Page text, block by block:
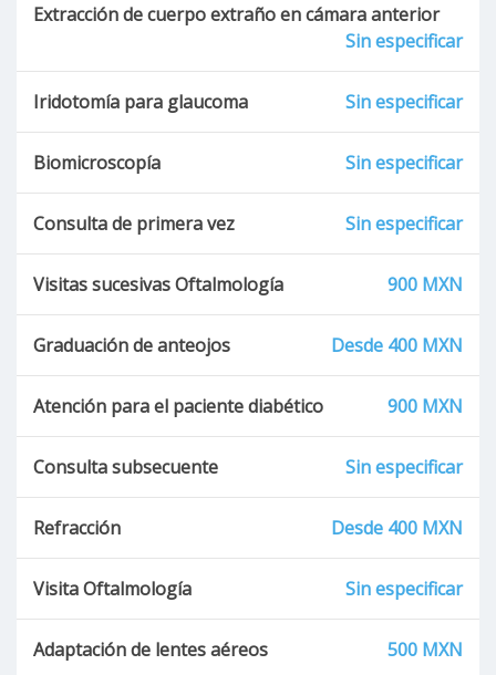
Extracción de cuerpo extraño en cámara anterior
Sin especificar
Iridotomía para glaucoma Sin especificar
Biomicroscopía Sin especificar
Consulta de primera vez Sin especificar
Visitas sucesivas Oftalmología 900 MXN
Graduación de anteojos Desde 400 MXN
Atención para el paciente diabético 900 MXN
Consulta subsecuente Sin especificar
Refracción Desde 400 MXN
Visita Oftalmología Sin especificar
Adaptación de lentes aéreos 500 MXN